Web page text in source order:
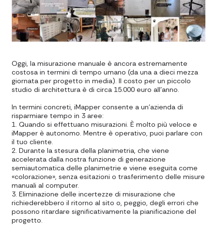
Oggi, la misurazione manuale è ancora estremamente
costosa in termini di tempo umano (da una a dieci mezza
giornata per progetto in media). Il costo per un piccolo
studio di architettura è di circa 15.000 euro all'anno.
In termini concreti, iMapper consente a un'azienda di
risparmiare tempo in 3 aree:
1. Quando si effettuano misurazioni. È molto più veloce e
iMapper è autonomo. Mentre è operativo, puoi parlare con
il tuo cliente.
2. Durante la stesura della planimetria, che viene
accelerata dalla nostra funzione di generazione
semiautomatica delle planimetrie e viene eseguita come
«colorazione», senza esitazioni o trasferimento delle misure
manuali al computer.
3. Eliminazione delle incertezze di misurazione che
richiederebbero il ritorno al sito o, peggio, degli errori che
possono ritardare significativamente la pianificazione del
progetto.